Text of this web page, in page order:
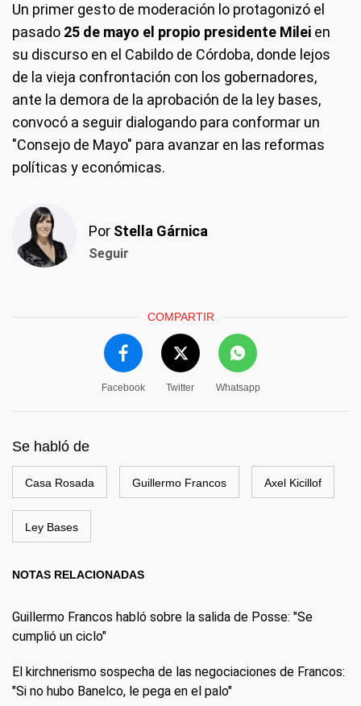
Un primer gesto de moderación lo protagonizó el
pasado 25 de mayo el propio presidente Milei en
su discurso en el Cabildo de Córdoba, donde lejos
de la vieja confrontación con los gobernadores,
ante la demora de la aprobación de la ley bases,
convocó a seguir dialogando para conformar un
"Consejo de Mayo" para avanzar en las reformas
políticas y económicas.
Por Stella Gárnica
Seguir
COMPARTIR
Facebook Twitter Whatsapp
Se habló de
Casa Rosada Guillermo Francos Axel Kicillof
Ley Bases
NOTAS RELACIONADAS
Guillermo Francos habló sobre la salida de Posse: "Se
cumplió un ciclo"
El kirchnerismo sospecha de las negociaciones de Francos:
"Si no hubo Banelco, le pega en el palo"